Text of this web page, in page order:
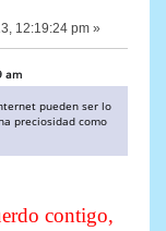
12:19:24 pm »
am
pueden ser lo
preciosidad como
contigo,